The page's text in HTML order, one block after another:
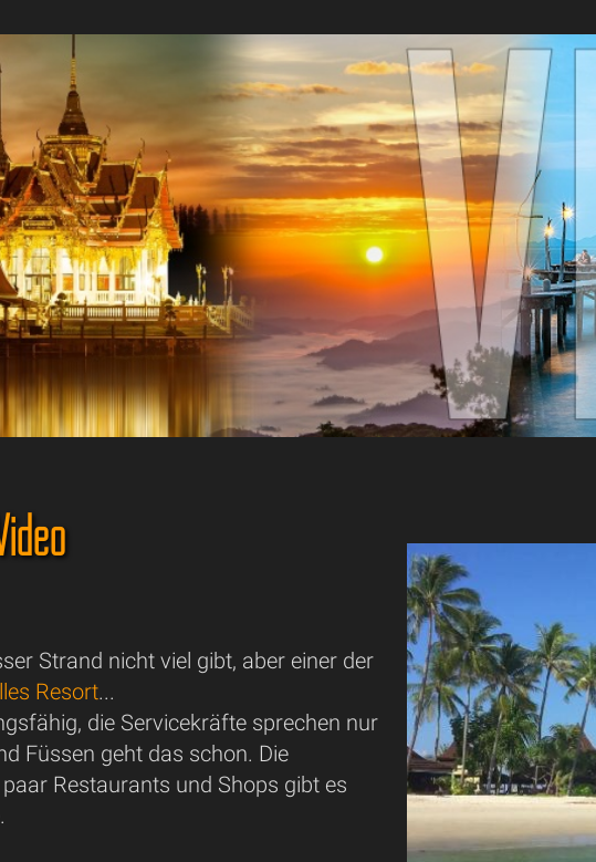
Strand nicht viel gibt, aber einer der
Resort...
die Servicekräfte sprechen nur
Füssen geht das schon. Die
Restaurants und Shops gibt es